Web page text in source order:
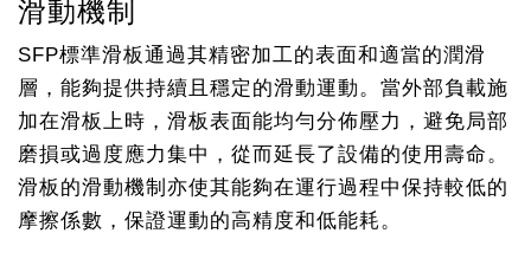
滑動機制
SFP標準滑板通過其精密加工的表面和適當的潤滑
層，能夠提供持續且穩定的滑動運動。當外部負載施
加在滑板上時，滑板表面能均勻分佈壓力，避免局部
磨損或過度應力集中，從而延長了設備的使用壽命。
滑板的滑動機制亦使其能夠在運行過程中保持較低的
摩擦係數，保證運動的高精度和低能耗。